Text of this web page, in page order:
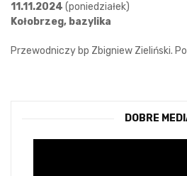
11.11.2024 (poniedziałek)
Kołobrzeg, bazylika
Przewodniczy bp Zbigniew Zieliński.
DOBRE